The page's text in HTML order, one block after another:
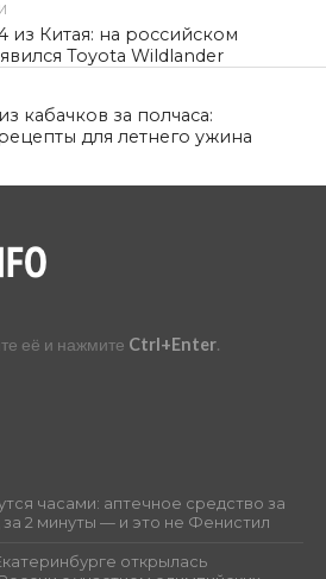
из Китая: на российском
Toyota Wildlander
кабачков за полчаса:
для летнего ужина
её и нажмите Ctrl+Enter.
часами: аптечное средство за
за 2 минуты — и это не Фенистил
открылась